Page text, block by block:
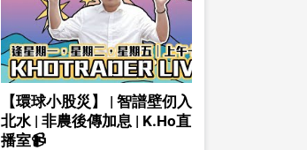
【環球小股災】 | 智譜壁仞入
北水 | 非農後傳加息 | K.Ho直
播室📹